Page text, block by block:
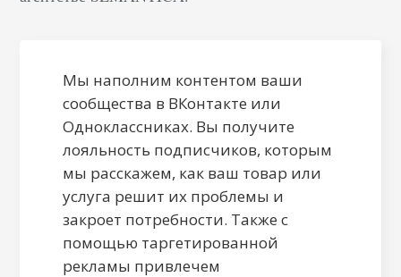
Мы наполним контентом ваши
сообщества в ВКонтакте или
Одноклассниках. Вы получите
лояльность подписчиков, которым
мы расскажем, как ваш товар или
услуга решит их проблемы и
закроет потребности. Также с
помощью таргетированной
рекламы привлечем